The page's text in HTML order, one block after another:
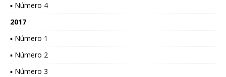
▪ Número 4
2017
▪ Número 1
▪ Número 2
▪ Número 3